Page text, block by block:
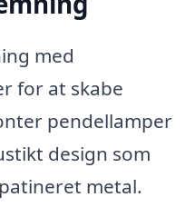
med
for at skabe
pendellamper
design som
metal.